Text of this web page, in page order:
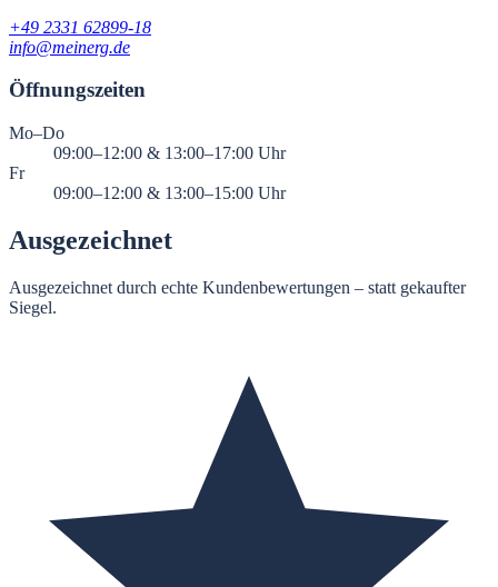
+49 2331 62899-18
info@meinerg.de
Öffnungszeiten
Mo–Do
09:00–12:00 & 13:00–17:00 Uhr
Fr
09:00–12:00 & 13:00–15:00 Uhr
Ausgezeichnet
Ausgezeichnet durch echte Kundenbewertungen – statt gekaufter
Siegel.